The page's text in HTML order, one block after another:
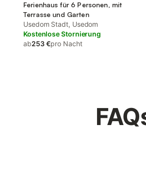
Ferienhaus für 6 Personen, mit
Terrasse und Garten
Usedom Stadt, Usedom
Kostenlose Stornierung
ab253 €pro Nacht